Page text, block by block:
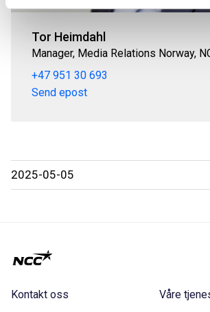
Tor Heimdahl
Manager, Media Relations Norway,
+47 951 30 693
Send epost
2025-05-05
Kontakt oss Våre